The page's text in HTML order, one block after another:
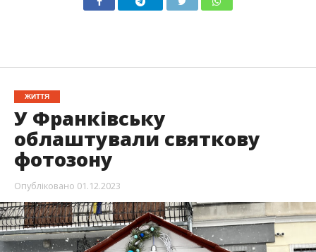
ЖИТТЯ
У Франківську
облаштували святкову
фотозону
Опубліковано 01.12.2023